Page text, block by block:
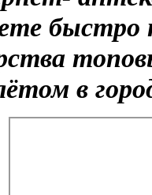
быстро
в